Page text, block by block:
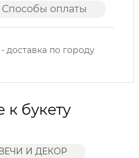
Способы оплаты
доставка по городу
к букету
И ДЕКОР